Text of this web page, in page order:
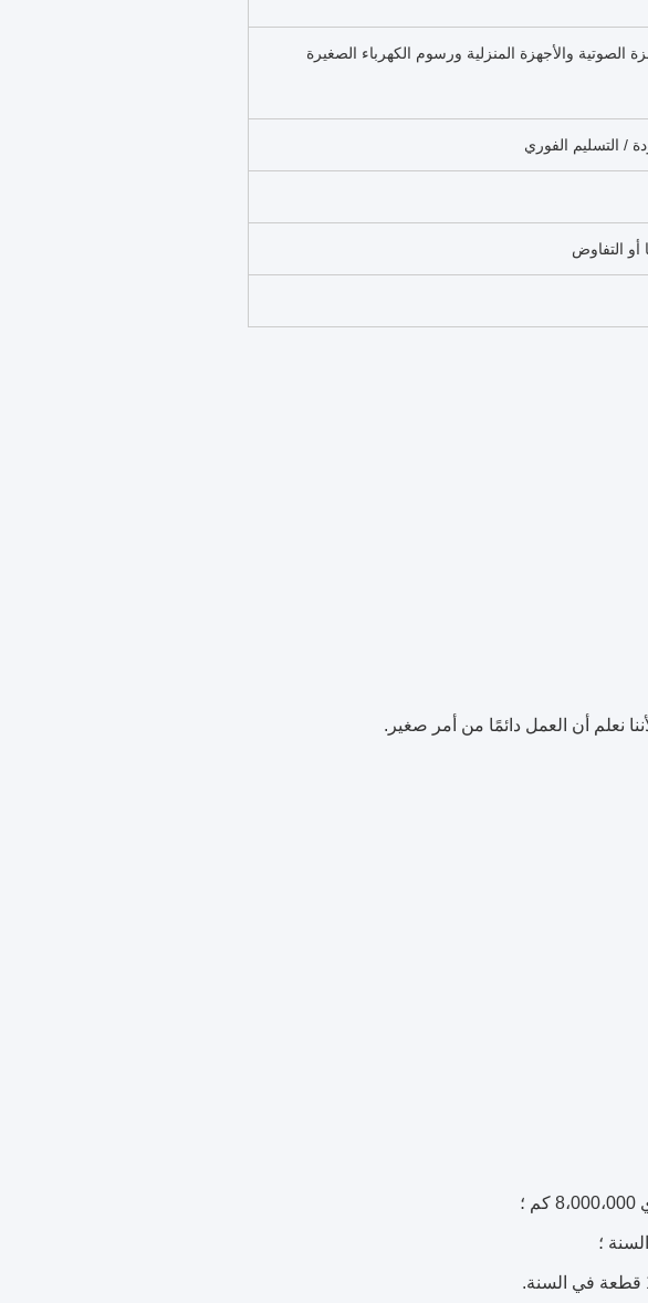
الصوتية والأجهزة المنزلية ورسوم الكهرباء الصغيرة
التفاوض
نعلم أن العمل دائمًا من أمر صغير.